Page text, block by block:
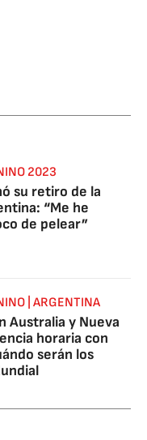
2023
su retiro de la
“Me he
de pelear”
| ARGENTINA
Australia y Nueva
horaria con
serán los